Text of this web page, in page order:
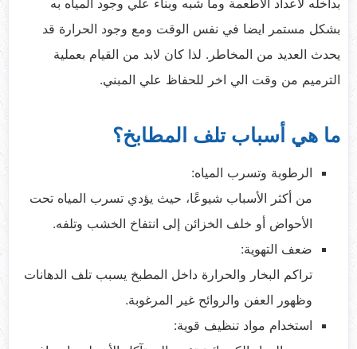
بشكل مستمر ايضا في نفس الوقت ومع وجود الحرارة قد
يحدث العديد من المخاطر. لذا كان لابد من القيام بعملية
الترميم من وقت الي اخر للحفاظ علي المبني.
ما هي أسباب تلف المطابخ؟
الرطوبة وتسرب المياه:
من أكثر الأسباب شيوعًا، حيث يؤدي تسرب المياه تحت
الأحواض أو خلف الخزائن إلى انتفاخ الخشب وتلفه.
ضعف التهوية:
تراكم البخار والحرارة داخل المطبخ يسبب تلف الدهانات
وظهور العفن والروائح غير المرغوبة.
استخدام مواد تنظيف قوية: